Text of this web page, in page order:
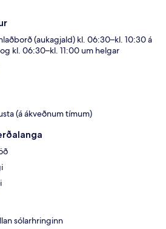
(aukagjald) kl. 06:30–kl. 10:30 á
kl. 06:30–kl. 11:00 um helgar
(á ákveðnum tímum)
sólarhringinn